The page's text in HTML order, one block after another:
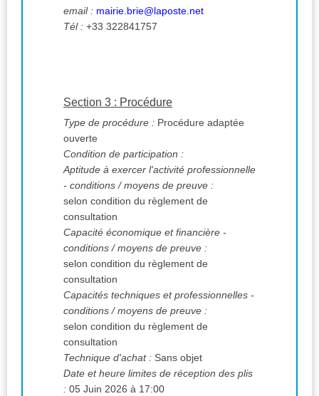
email : mairie.brie@laposte.net
Tél : +33 322841757
Section 3 : Procédure
Type de procédure : Procédure adaptée
ouverte
Condition de participation :
Aptitude à exercer l'activité professionnelle
- conditions / moyens de preuve :
selon condition du règlement de
consultation
Capacité économique et financière -
conditions / moyens de preuve :
selon condition du règlement de
consultation
Capacités techniques et professionnelles -
conditions / moyens de preuve :
selon condition du règlement de
consultation
Technique d'achat : Sans objet
Date et heure limites de réception des plis
: 05 Juin 2026 à 17:00